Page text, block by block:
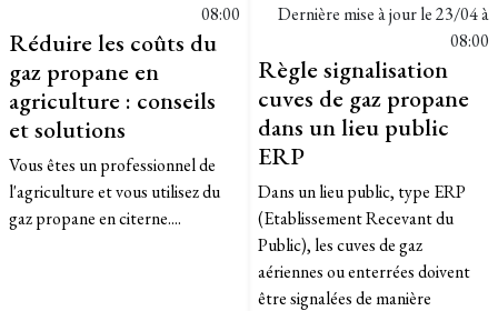
08:00
Réduire les coûts du
gaz propane en
agriculture : conseils
et solutions
Vous êtes un professionnel de
l'agriculture et vous utilisez du
gaz propane en citerne....
Dernière mise à jour le23/04 à
08:00
Règle signalisation
cuves de gaz propane
dans un lieu public
ERP
Dans un lieu public, type ERP
(Etablissement Recevant du
Public), les cuves de gaz
aériennes ou enterrées doivent
être signalées de manière